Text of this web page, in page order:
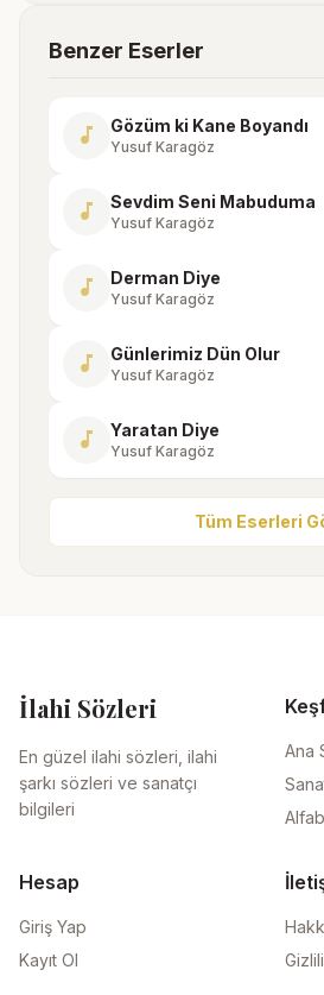
Benzer Eserler
music_note Gözüm ki Kane Boyandı
Yusuf Karagöz
music_note Sevdim Seni Mabuduma
Yusuf Karagöz
music_note Derman Diye
Yusuf Karagöz
music_note Günlerimiz Dün Olur
Yusuf Karagöz
music_note Yaratan Diye
Yusuf Karagöz
Tüm Eserleri
İlahi Sözleri
En güzel ilahi sözleri, ilahi
şarkı sözleri ve sanatçı
bilgileri
Ana
Hesap
Giriş Yap
Kayıt Ol